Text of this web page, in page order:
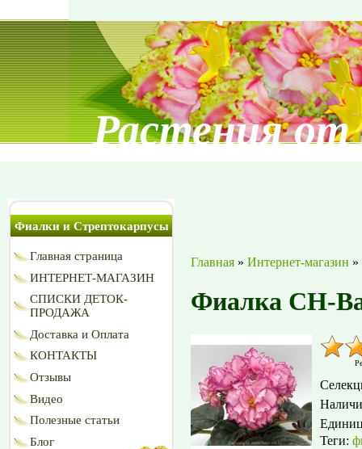
Растения
Фиалки и Стрептокарпусы
Главная страница
ИНТЕРНЕТ-МАГАЗИН
СПИСКИ ДЕТОК-
ПРОДАЖА
Доставка и Оплата
КОНТАКТЫ
Отзывы
Видео
Полезные статьи
Блог
Главная » Интернет-магазин »
Фиалка СН-
Теги: